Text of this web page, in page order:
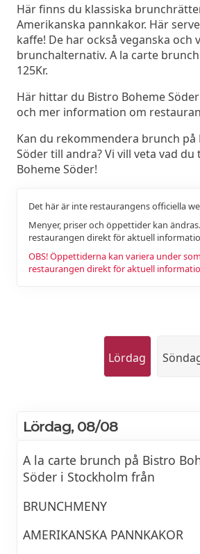
Här finns du klassiska
Amerikanska pannkakor. Här
kaffe! De har också veganska och
brunchalternativ. A la carte
125Kr.
Här hittar du Bistro Boheme
och mer information om
Kan du rekommendera brunch på
Söder till andra? Vi vill veta vad
Boheme Söder!
Det här är inte restaurangens officiella
Menyer, priser och öppettider kan
restaurangen direkt för aktuell
OBS! Öppettiderna kan variera under
restaurangen direkt för aktuell
Lördag
Lördag, 08/08
A la carte brunch på Bistro
Söder i Stockholm från
BRUNCHMENY
AMERIKANSKA PANNKAKOR